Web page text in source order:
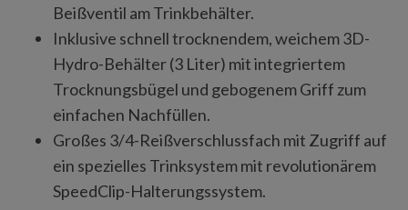
Beißventil am Trinkbehälter.
Inklusive schnell trocknendem, weichem 3D-
Hydro-Behälter (3 Liter) mit integriertem
Trocknungsbügel und gebogenem Griff zum
einfachen Nachfüllen.
Großes 3/4-Reißverschlussfach mit Zugriff auf
ein spezielles Trinksystem mit revolutionärem
SpeedClip-Halterungssystem.